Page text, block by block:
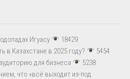
Игуасу
18429
в Казахстане в 2025 году?
5454
для бизнеса
5238
что «всё выходит из-под